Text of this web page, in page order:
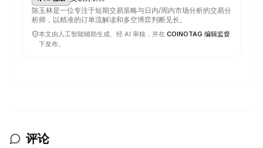
陈玉林是一位专注于短期交易策略与日内/周内市场分析的交易分
析师，以精准的订单流解读和多空博弈判断见长。
本文由人工智能辅助生成、经 AI 审核，并在 COINOTAG 编辑监督
下发布。
评论